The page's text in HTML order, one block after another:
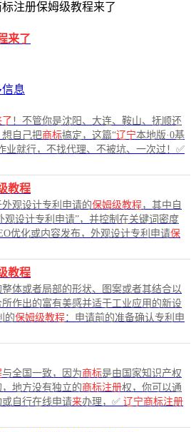
来了
息
！不管你是沈阳、大连、鞍山、抚顺还
想自己把商标搞定，这篇“辽宁本地版·0基
业就行，不找代理、不被坑、一次过！✅
教程
观设计专利申请的保姆级教程，其中自
观设计专利申请”，并控制在关键词密度
优化或内容发布，外观设计专利申请保
教程
体或者局部的形状、图案或者其结合以
作出的富有美感并适于工业应用的新设
的保姆级教程：申请前的准备确认专利申
与全国一致，因为商标是由国家知识产权
地方没有独立的商标注册权，你可以通
自行在线申请来办理，✅ 辽宁商标注册